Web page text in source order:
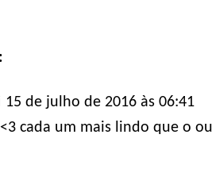
15 de julho de 2016 às 06:41
cada um mais lindo que o